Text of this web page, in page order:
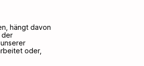
hängt davon
der
oder,